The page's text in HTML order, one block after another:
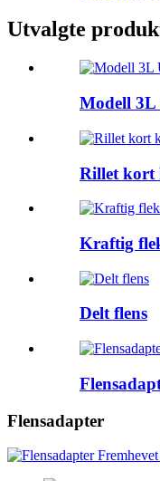
Utvalgte
Modell 3L
Rillet kort
Kraftig
Delt flens
Flensadapter